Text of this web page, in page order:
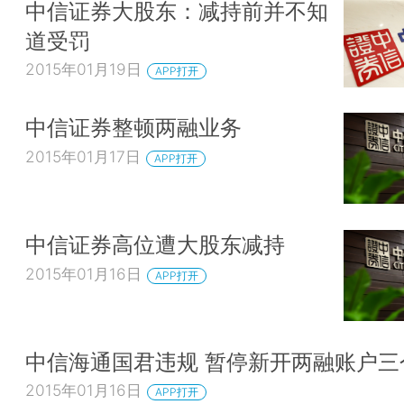
中信证券大股东：减持前并不知
道受罚
2015年01月19日 APP打开
中信证券整顿两融业务
2015年01月17日 APP打开
中信证券高位遭大股东减持
2015年01月16日 APP打开
中信海通国君违规 暂停新开两融账户
2015年01月16日 APP打开